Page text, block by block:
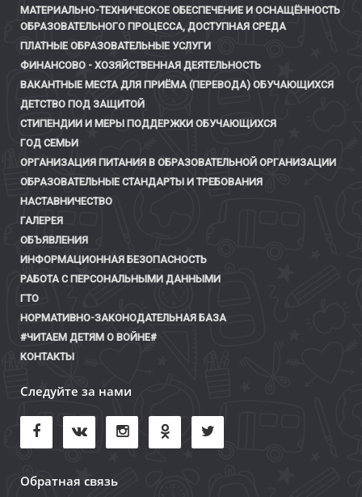
МАТЕРИАЛЬНО-ТЕХНИЧЕСКОЕ ОБЕСПЕЧЕНИЕ И ОСНАЩЁННОСТЬ
ОБРАЗОВАТЕЛЬНОГО ПРОЦЕССА, ДОСТУПНАЯ СРЕДА
ПЛАТНЫЕ ОБРАЗОВАТЕЛЬНЫЕ УСЛУГИ
ФИНАНСОВО - ХОЗЯЙСТВЕННАЯ ДЕЯТЕЛЬНОСТЬ
ВАКАНТНЫЕ МЕСТА ДЛЯ ПРИЁМА (ПЕРЕВОДА) ОБУЧАЮЩИХСЯ
ДЕТСТВО ПОД ЗАЩИТОЙ
СТИПЕНДИИ И МЕРЫ ПОДДЕРЖКИ ОБУЧАЮЩИХСЯ
ГОД СЕМЬИ
ОРГАНИЗАЦИЯ ПИТАНИЯ В ОБРАЗОВАТЕЛЬНОЙ ОРГАНИЗАЦИИ
ОБРАЗОВАТЕЛЬНЫЕ СТАНДАРТЫ И ТРЕБОВАНИЯ
НАСТАВНИЧЕСТВО
ГАЛЕРЕЯ
ОБЪЯВЛЕНИЯ
ИНФОРМАЦИОННАЯ БЕЗОПАСНОСТЬ
РАБОТА С ПЕРСОНАЛЬНЫМИ ДАННЫМИ
ГТО
НОРМАТИВНО-ЗАКОНОДАТЕЛЬНАЯ БАЗА
#ЧИТАЕМ ДЕТЯМ О ВОЙНЕ#
КОНТАКТЫ
Следуйте за нами
Обратная связь